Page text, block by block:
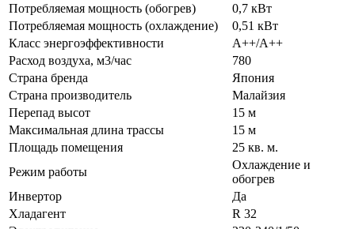
Потребляемая мощность (обогрев)
0,7 кВт
Потребляемая мощность (охлаждение)
0,51 кВт
Класс энергоэффективности
A++/A++
Расход воздуха, м3/час
780
Страна бренда
Япония
Страна производитель
Малайзия
Перепад высот
15 м
Максимальная длина трассы
15 м
Площадь помещения
25 кв. м.
Режим работы
Охлаждение и
обогрев
Инвертор
Да
Хладагент
R 32